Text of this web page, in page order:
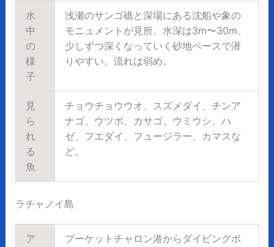
水
中
の
様
子
浅瀬のサンゴ礁と深場にある沈船や象の
モニュメントが見所。水深は3m〜30m、
少しずつ深くなっていく砂地ベースで潜
りやすい。流れは弱め。
見
ら
れ
る
魚
チョウチョウウオ、スズメダイ、チンア
ナゴ、ウツボ、カサゴ、ウミウシ、ハ
ゼ、フエダイ、フュージラー、カマスな
ど。
ラチャノイ島
ア
プーケットチャロン港からダイビングボ